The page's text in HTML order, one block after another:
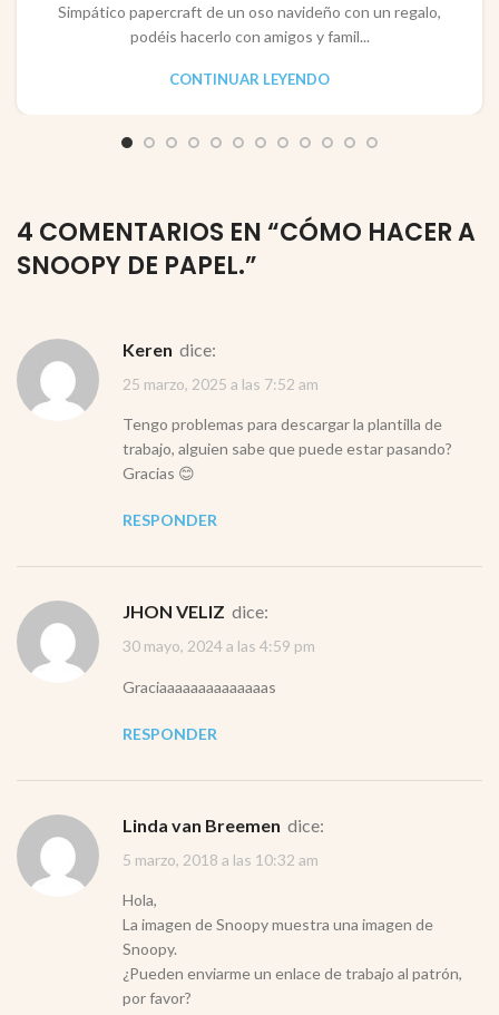
Simpático papercraft de un oso navideño con un regalo,
podéis hacerlo con amigos y famil...
CONTINUAR LEYENDO
4 COMENTARIOS EN “CÓMO HACER A
SNOOPY DE PAPEL.”
Keren dice:
25 marzo, 2025 a las 7:52 am
Tengo problemas para descargar la plantilla de
trabajo, alguien sabe que puede estar pasando?
Gracias 😊
RESPONDER
JHON VELIZ dice:
30 mayo, 2024 a las 4:59 pm
Graciaaaaaaaaaaaaaas
RESPONDER
Linda van Breemen dice:
5 marzo, 2018 a las 10:32 am
Hola,
La imagen de Snoopy muestra una imagen de
Snoopy.
¿Pueden enviarme un enlace de trabajo al patrón,
por favor?